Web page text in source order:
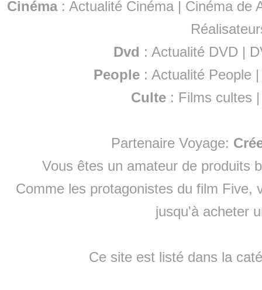
Cinéma: Actualité Cinéma | Cinéma de
Dvd : Actualité DVD |
People :Actualité People
Culte : Films cultes
Partenaire Voyage:
Vous êtes un amateur de produits
Comme les protagonistes du film Five,
jusqu'à acheter
Ce site est listé dans la